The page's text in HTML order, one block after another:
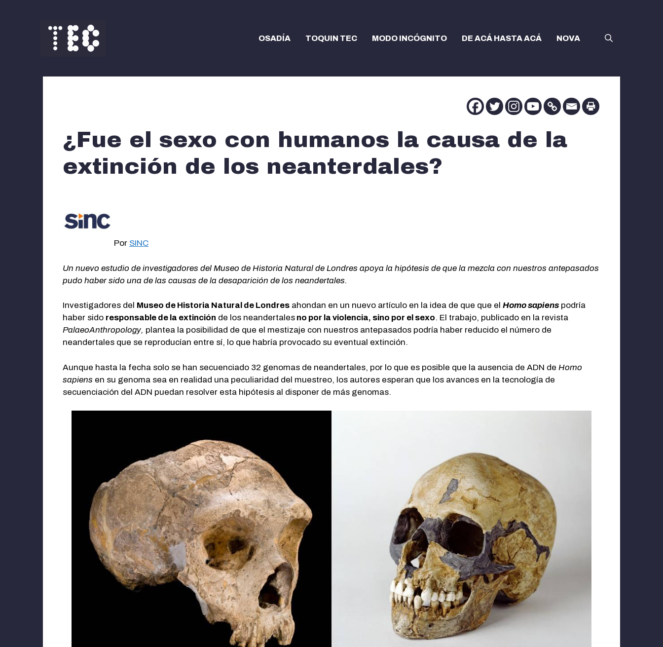
OSADÍA TOQUIN TEC MODO INCÓGNITO DE ACÁ HASTA ACÁ NOVA
¿Fue el sexo con humanos la causa de la
extinción de los neanterdales?
Por SINC
Un nuevo estudio de investigadores del Museo de Historia Natural de Londres apoya la hipótesis de que la mezcla con nuestros antepasados
pudo haber sido una de las causas de la desaparición de los neandertales.
Investigadores del Museo de Historia Natural de Londres ahondan en un nuevo artículo en la idea de que que el Homo sapiens podría
haber sido responsable de la extinción de los neandertales no por la violencia, sino por el sexo. El trabajo, publicado en la revista
PalaeoAnthropology, plantea la posibilidad de que el mestizaje con nuestros antepasados podría haber reducido el número de
neandertales que se reproducían entre sí, lo que habría provocado su eventual extinción.
Aunque hasta la fecha solo se han secuenciado 32 genomas de neandertales, por lo que es posible que la ausencia de ADN de Homo
sapiens en su genoma sea en realidad una peculiaridad del muestreo, los autores esperan que los avances en la tecnología de
secuenciación del ADN puedan resolver esta hipótesis al disponer de más genomas.